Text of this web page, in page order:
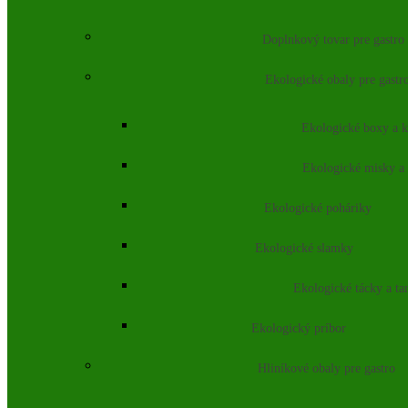
Doplnkový tovar pre gastro
Ekologické obaly pre
Ekologické boxy a
Ekologické misky
Ekologické poháriky
Ekologické slamky
Ekologické tácky a
Ekologický príbor
Hliníkové obaly pre gastro